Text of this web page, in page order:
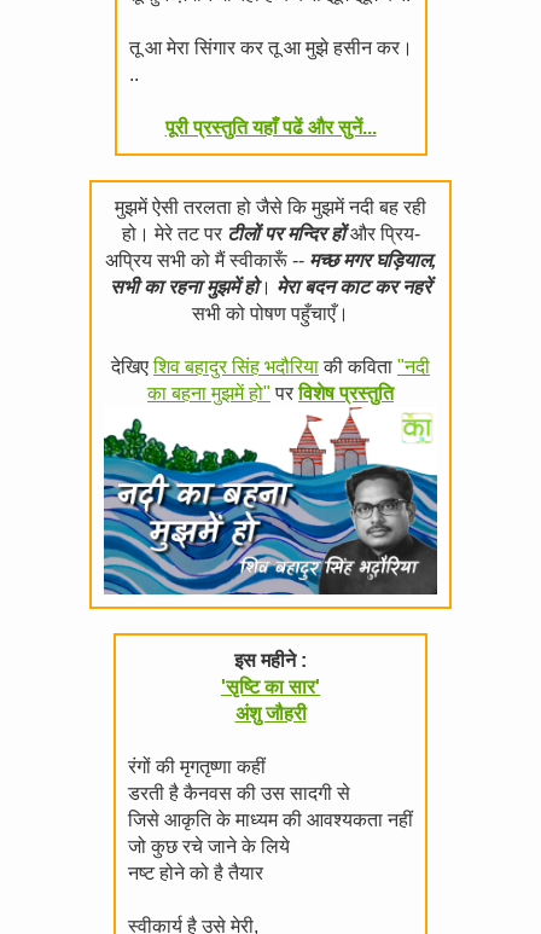
तू आ मेरा सिंगार कर तू आ मुझे हसीन कर।
..
पूरी प्रस्तुति यहाँ पढें और सुनें...
मुझमें ऐसी तरलता हो जैसे कि मुझमें नदी बह रही
हो। मेरे तट पर टीलों पर मन्दिर होंऔर प्रिय-
अप्रिय सभी को मैं स्वीकारूँ -- मच्छ मगर घड़ियाल,
सभी का रहना मुझमें हो। मेरा बदन काट कर नहरें
सभी को पोषण पहुँचाएँ।
देखिएशिव बहादुर सिंह भदौरियाकी कविता "नदी
का बहना मुझमें हो" परविशेष प्रस्तुति
इस महीने :
'सृष्टि का सार'
अंशु जौहरी
रंगों की मृगतृष्णा कहीं
डरती है कैनवस की उस सादगी से
जिसे आकृति के माध्यम की आवश्यकता नहीं
जो कुछ रचे जाने के लिये
नष्ट होने को है तैयार
स्वीकार्य है उसे मेरी,